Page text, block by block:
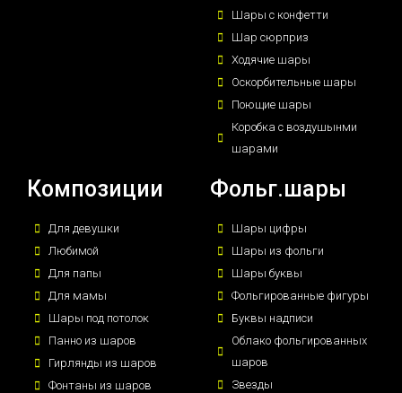
Шары с конфетти
Шар сюрприз
Ходячие шары
Оскорбительные шары
Поющие шары
Коробка с воздушынми
шарами
Композиции
Для девушки
Любимой
Для папы
Для мамы
Шары под потолок
Панно из шаров
Гирлянды из шаров
Фонтаны из шаров
Фольг.шары
Шары цифры
Шары из фольги
Шары буквы
Фольгированные фигуры
Буквы надписи
Облако фольгированных
шаров
Звезды